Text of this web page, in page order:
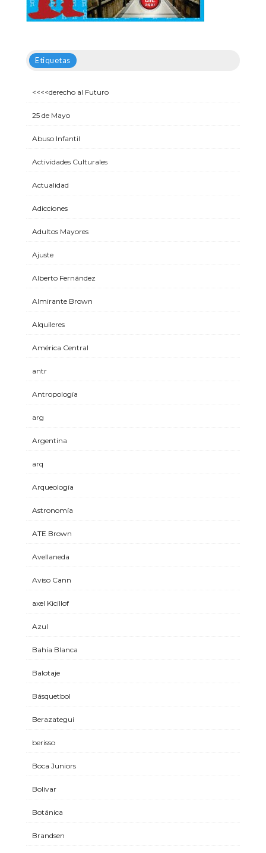
Etiquetas
<<<<derecho al Futuro
25 de Mayo
Abuso Infantil
Actividades Culturales
Actualidad
Adicciones
Adultos Mayores
Ajuste
Alberto Fernández
Almirante Brown
Alquileres
América Central
antr
Antropología
arg
Argentina
arq
Arqueología
Astronomía
ATE Brown
Avellaneda
Aviso Cann
axel Kicillof
Azul
Bahía Blanca
Balotaje
Básquetbol
Berazategui
berisso
Boca Juniors
Bolívar
Botánica
Brandsen